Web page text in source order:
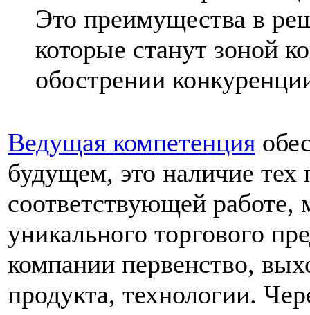
Это преимущества в
которые станут зоной
обострении
Ведущая компетенция
будущем, это наличие
соответствующей работе,
уникального торгового
компании первенство,
продукта, технологии.